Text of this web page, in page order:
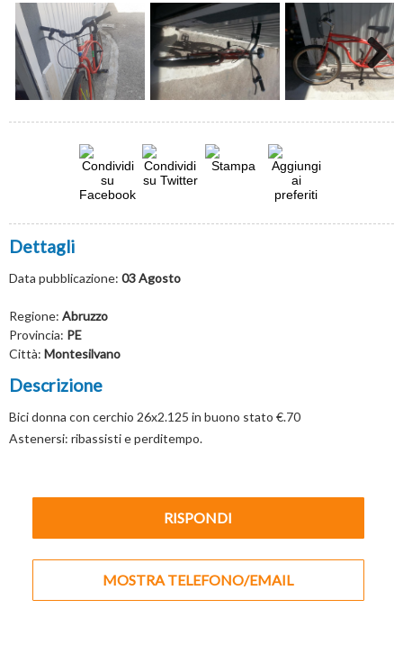
Next
Dettagli
Data pubblicazione: 03 Agosto
Regione: Abruzzo
Provincia: PE
Città: Montesilvano
Descrizione
Bici donna con cerchio 26x2.125 in buono stato €.70
Astenersi: ribassisti e perditempo.
RISPONDI
MOSTRA TELEFONO/EMAIL